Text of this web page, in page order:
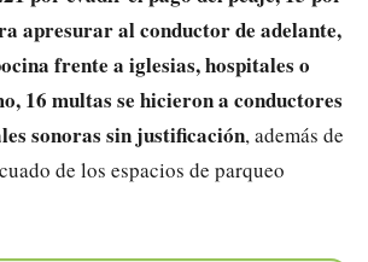
apresurar al conductor de adelante,
frente a iglesias, hospitales o
16 multas se hicieron a conductores
sonoras sin justificación, además de
de los espacios de parqueo